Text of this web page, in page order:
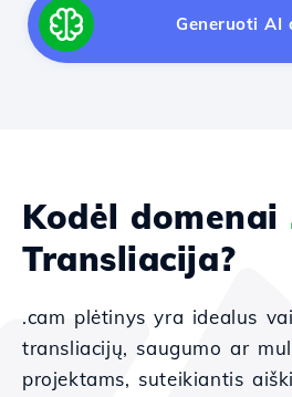
Generuoti AI
Kodėl domenai
Transliacija?
.cam plėtinys yra idealus
transliacijų, saugumo ar
projektams, suteikiantis